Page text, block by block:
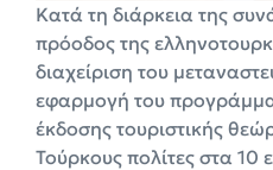
Κατά τη διάρκεια της
πρόοδος της
διαχείριση του
εφαρμογή του
έκδοσης τουριστικής
Τούρκους πολίτες στα 10